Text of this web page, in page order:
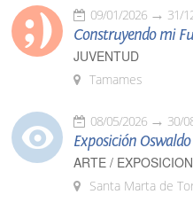
09/01/2026 31/
Construyendo mi
JUVENTUD
Tamames
08/05/2026 30/
Exposición
ARTE /
Santa Marta de